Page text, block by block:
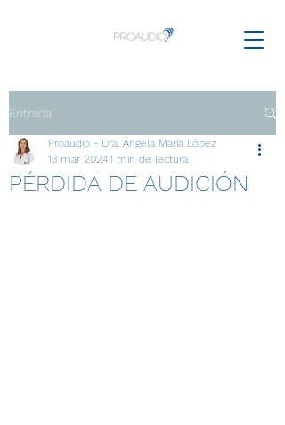
Entrada
PÉRDIDA DE AUDICIÓN
Proaudio - Dra. Ángela María López
13 mar 20241 min de lectura